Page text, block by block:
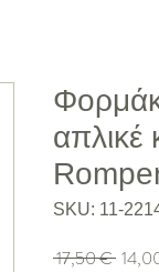
απλικέ
SKU: 11-
17,50 €